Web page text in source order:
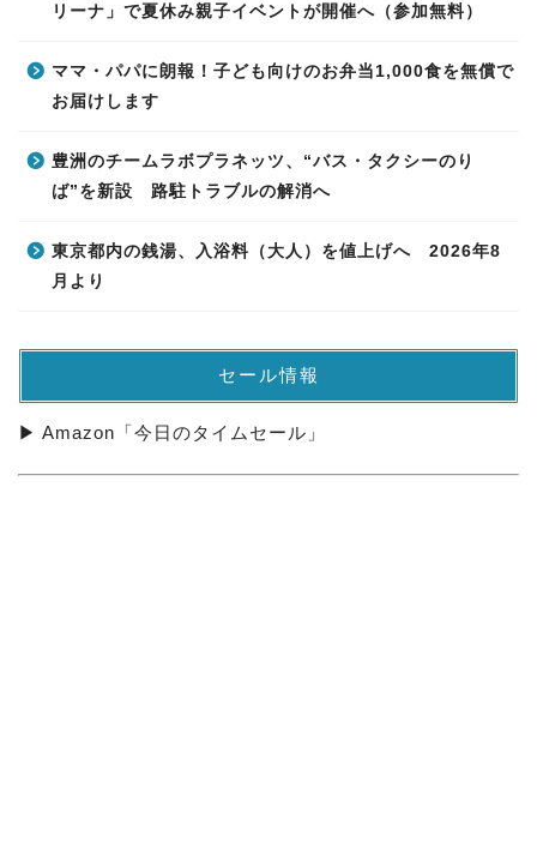
リーナ」で夏休み親子イベントが開催へ（参加無料）
ママ・パパに朗報！子ども向けのお弁当1,000食を無償で
お届けします
豊洲のチームラボプラネッツ、“バス・タクシーのり
ば”を新設 路駐トラブルの解消へ
東京都内の銭湯、入浴料（大人）を値上げへ 2026年8
月より
セール情報
▶ Amazon「今日のタイムセール」